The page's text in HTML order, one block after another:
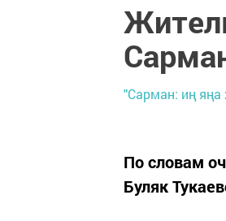
"Сарман: иң яңа
По словам
Буляк